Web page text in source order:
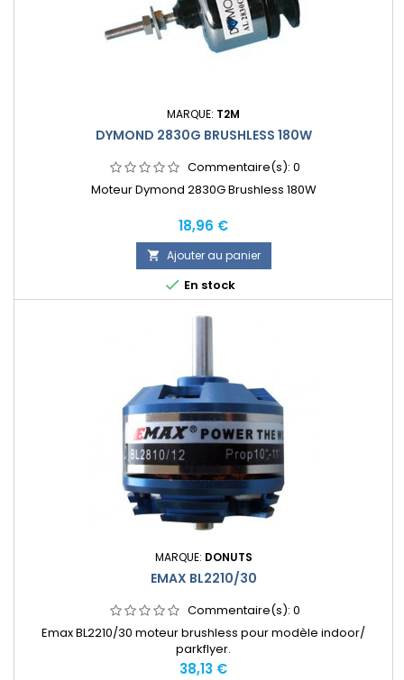
MARQUE: T2M
DYMOND 2830G BRUSHLESS 180W
Commentaire(s): 0
Moteur Dymond 2830G Brushless 180W
Prix
18,96 €
 Ajouter au panier
 En stock
MARQUE: DONUTS
EMAX BL2210/30
Commentaire(s): 0
Emax BL2210/30 moteur brushless pour modèle indoor/
parkflyer.
Prix
38,13 €